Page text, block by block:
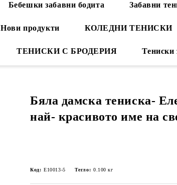
Бебешки забавни бодита Забавни
Нови продукти КОЛЕДНИ ТЕНИСКИ
ТЕНИСКИ С БРОДЕРИЯ Тениски
Бяла дамска тениска-
най- красивото име на
Код: E10013-5 Тегло: 0.100 кг